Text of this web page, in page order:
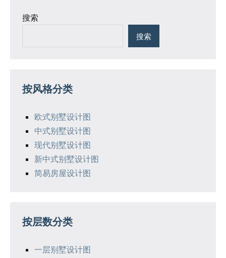
搜索
搜索
按风格分类
欧式别墅设计图
中式别墅设计图
现代别墅设计图
新中式别墅设计图
简易房屋设计图
按层数分类
一层别墅设计图